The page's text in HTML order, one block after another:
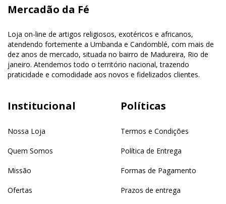
Mercadão da Fé
Loja on-line de artigos religiosos, exotéricos e africanos,
atendendo fortemente a Umbanda e Candomblé, com mais de
dez anos de mercado, situada no bairro de Madureira, Rio de
janeiro. Atendemos todo o território nacional, trazendo
praticidade e comodidade aos novos e fidelizados clientes.
Institucional
Nossa Loja
Quem Somos
Missão
Ofertas
Políticas
Termos e Condições
Política de Entrega
Formas de Pagamento
Prazos de entrega